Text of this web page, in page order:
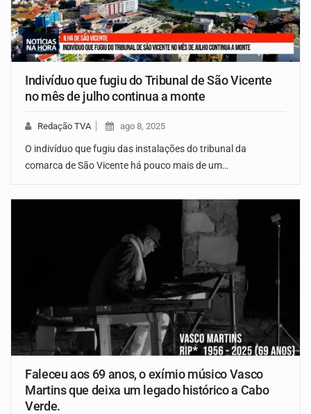
Indivíduo que fugiu do Tribunal de São Vicente
no mês de julho continua a monte
Redação TVA ago 8, 2025
O indivíduo que fugiu das instalações do tribunal da
comarca de São Vicente há pouco mais de um…
Faleceu aos 69 anos, o exímio músico Vasco
Martins que deixa um legado histórico a Cabo
Verde.